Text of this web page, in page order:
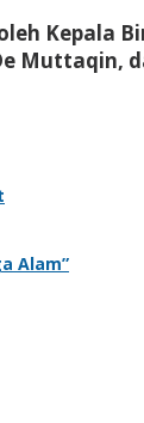
Kepala
Alam”